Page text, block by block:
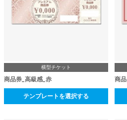
横型チケット
商品券_高級感_赤
テンプレートを選択する
商